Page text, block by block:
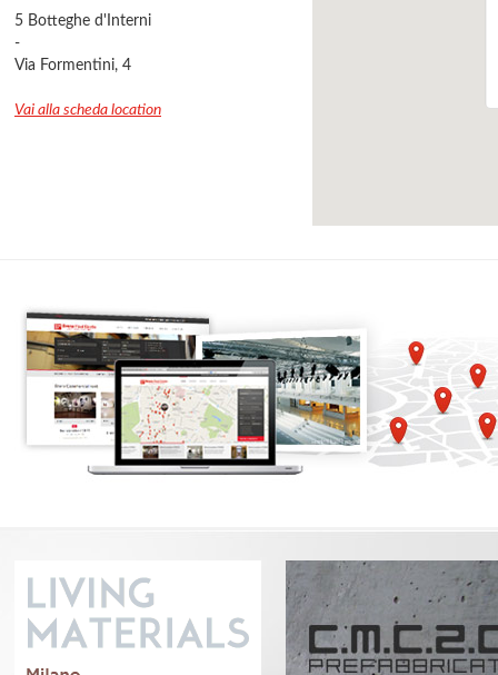
5 Botteghe d'Interni
-
Via Formentini, 4
Vai alla scheda location